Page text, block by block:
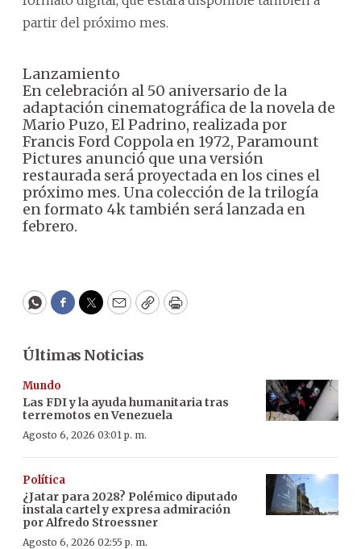
partir del próximo mes.
Lanzamiento
En celebración al 50 aniversario de la
adaptación cinematográfica de la novela de
Mario Puzo, El Padrino, realizada por
Francis Ford Coppola en 1972, Paramount
Pictures anunció que una versión
restaurada será proyectada en los cines el
próximo mes. Una colección de la trilogía
en formato 4k también será lanzada en
febrero.
WhatsApp
Facebook
Twitter
EmailCopyPrint
Últimas Noticias
Mundo
Las FDI y la ayuda humanitaria tras
terremotos en Venezuela
Agosto 6, 2026 03:01 p. m.
Política
¿Jatar para 2028? Polémico diputado
instala cartel y expresa admiración
por Alfredo Stroessner
Agosto 6, 2026 02:55 p. m.